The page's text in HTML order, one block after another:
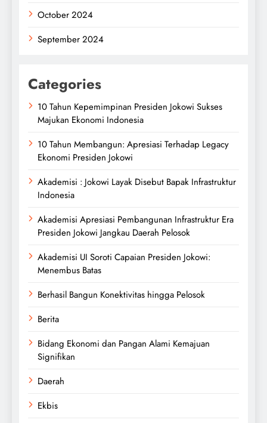
October 2024
September 2024
Categories
10 Tahun Kepemimpinan Presiden Jokowi Sukses
Majukan Ekonomi Indonesia
10 Tahun Membangun: Apresiasi Terhadap Legacy
Ekonomi Presiden Jokowi
Akademisi : Jokowi Layak Disebut Bapak Infrastruktur
Indonesia
Akademisi Apresiasi Pembangunan Infrastruktur Era
Presiden Jokowi Jangkau Daerah Pelosok
Akademisi UI Soroti Capaian Presiden Jokowi:
Menembus Batas
Berhasil Bangun Konektivitas hingga Pelosok
Berita
Bidang Ekonomi dan Pangan Alami Kemajuan
Signifikan
Daerah
Ekbis